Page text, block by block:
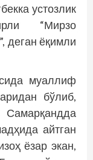
устозлик
“Мирзо
деган ёқимли
муаллиф
бўлиб,
айтган
ёзар экан,